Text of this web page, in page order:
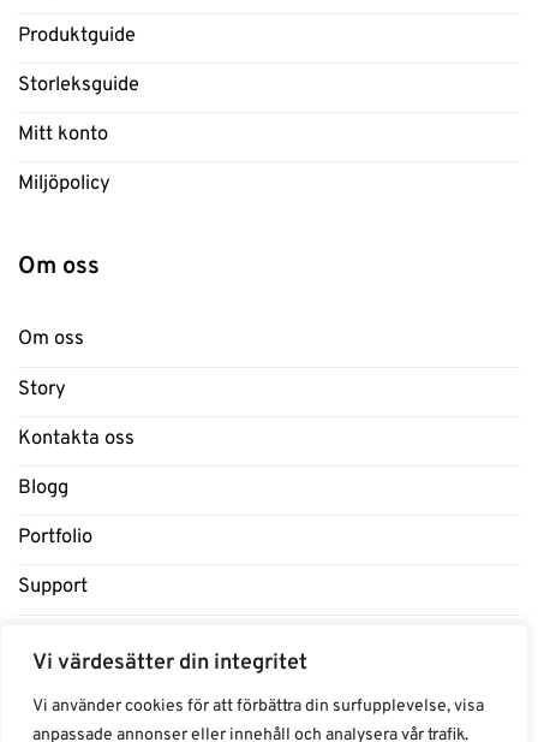
Vi värdesätter din integritet
Vi använder cookies för att förbättra din surfupplevelse, visa
anpassade annonser eller innehåll och analysera vår trafik.
Produktguide
Storleksguide
Mitt konto
Miljöpolicy
Om oss
Om oss
Story
Kontakta oss
Blogg
Portfolio
Support